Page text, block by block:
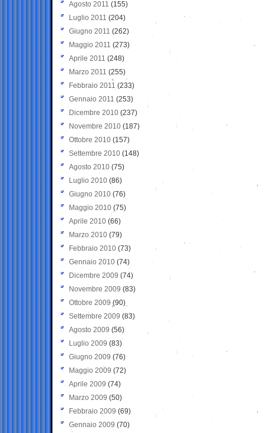
Agosto 2011 (155)
Luglio 2011 (204)
Giugno 2011 (262)
Maggio 2011 (273)
Aprile 2011 (248)
Marzo 2011 (255)
Febbraio 2011 (233)
Gennaio 2011 (253)
Dicembre 2010 (237)
Novembre 2010 (187)
Ottobre 2010 (157)
Settembre 2010 (148)
Agosto 2010 (75)
Luglio 2010 (86)
Giugno 2010 (76)
Maggio 2010 (75)
Aprile 2010 (66)
Marzo 2010 (79)
Febbraio 2010 (73)
Gennaio 2010 (74)
Dicembre 2009 (74)
Novembre 2009 (83)
Ottobre 2009 (90)
Settembre 2009 (83)
Agosto 2009 (56)
Luglio 2009 (83)
Giugno 2009 (76)
Maggio 2009 (72)
Aprile 2009 (74)
Marzo 2009 (50)
Febbraio 2009 (69)
Gennaio 2009 (70)